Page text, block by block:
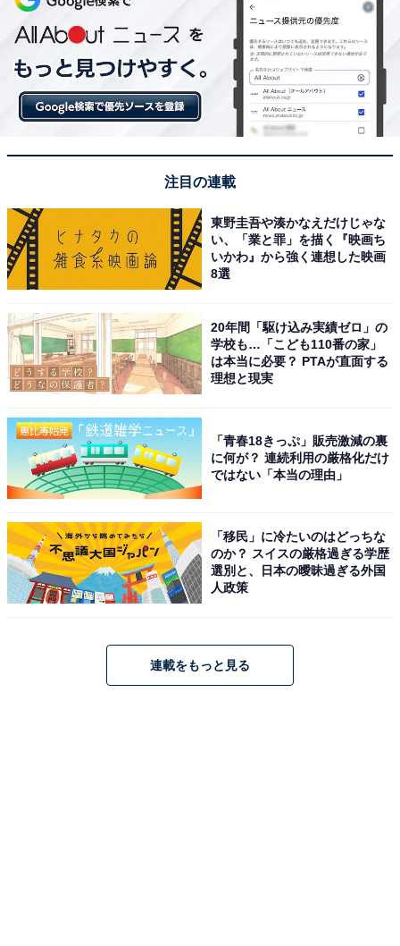
注目の連載
東野圭吾や湊かなえだけじゃな
い、「業と罪」を描く『映画ち
いかわ』から強く連想した映画
8選
20年間「駆け込み実績ゼロ」の
学校も…「こども110番の家」
は本当に必要？ PTAが直面する
理想と現実
「青春18きっぷ」販売激減の裏
に何が？ 連続利用の厳格化だけ
ではない「本当の理由」
「移民」に冷たいのはどっちな
のか？ スイスの厳格過ぎる学歴
選別と、日本の曖昧過ぎる外国
人政策
連載をもっと見る